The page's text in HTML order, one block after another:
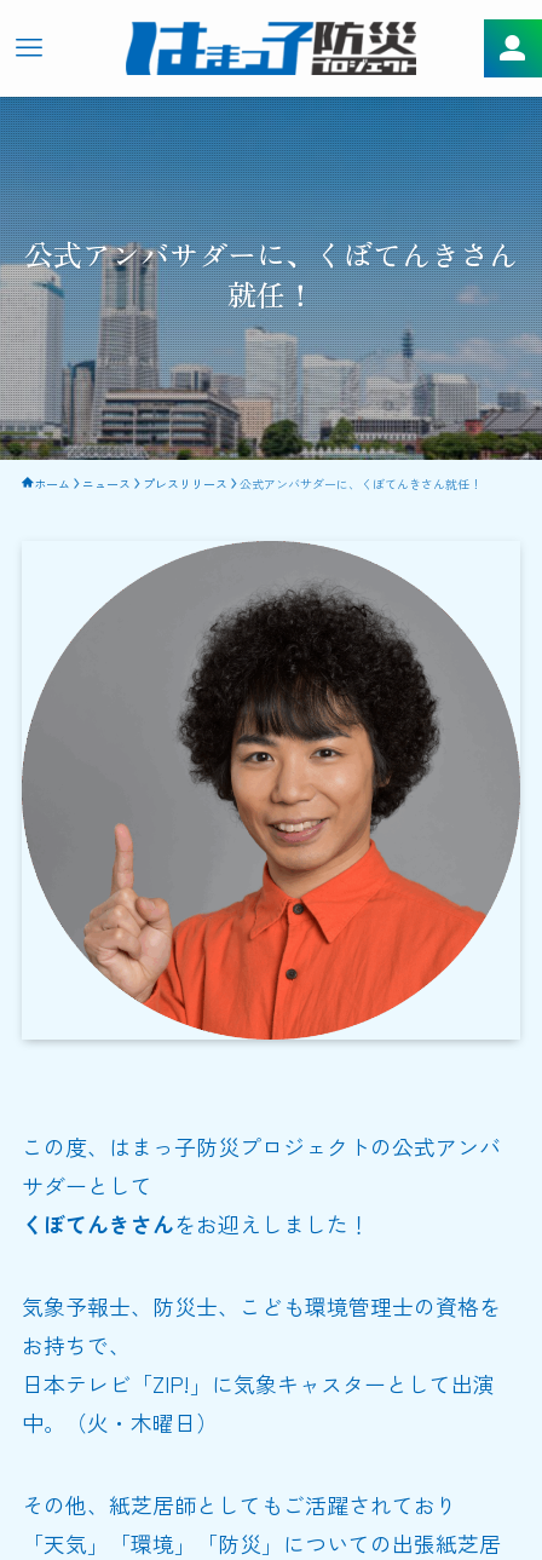
公式アンバサダーに、くぼてんきさん
就任！
ホーム ニュース プレスリリース 公式アンバサダーに、くぼてんきさん就任！
この度、はまっ子防災プロジェクトの公式アンバ
サダーとして
くぼてんきさんをお迎えしました！
気象予報士、防災士、こども環境管理士の資格を
お持ちで、
日本テレビ「ZIP!」に気象キャスターとして出演
中。（火・木曜日）
その他、紙芝居師としてもご活躍されており
「天気」「環境」「防災」についての出張紙芝居